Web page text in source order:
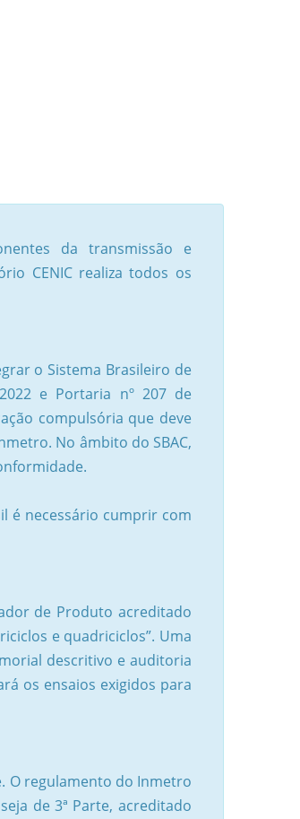
da transmissão e
CENIC realiza todos os
o Sistema Brasileiro de
e Portaria nº 207 de
compulsória que deve
No âmbito do SBAC,
é necessário cumprir com
de Produto acreditado
e quadriciclos”. Uma
descritivo e auditoria
os ensaios exigidos para
O regulamento do Inmetro
de 3ª Parte, acreditado